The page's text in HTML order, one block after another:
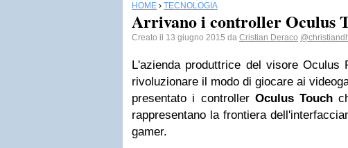
HOME › TECNOLOGIA
Arrivano i controller Oculus
Creato il 13 giugno 2015 da Cristian Deraco
L'azienda produttrice del visore Oculus
rivoluzionare il modo di giocare ai
presentato i controller Oculus Touch
rappresentano la frontiera
gamer.